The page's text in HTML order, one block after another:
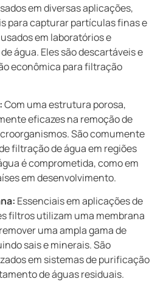
em diversas aplicações,
para capturar partículas finas e
em laboratórios e
água. Eles são descartáveis e
econômica para filtração
Com uma estrutura porosa,
eficazes na remoção de
São comumente
filtração de água em regiões
é comprometida, como em
em desenvolvimento.
Essenciais em aplicações de
filtros utilizam uma membrana
uma ampla gama de
sais e minerais. São
em sistemas de purificação
de águas residuais.